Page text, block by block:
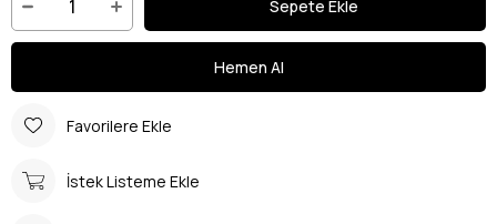
Favorilere Ekle
İstek Listeme Ekle